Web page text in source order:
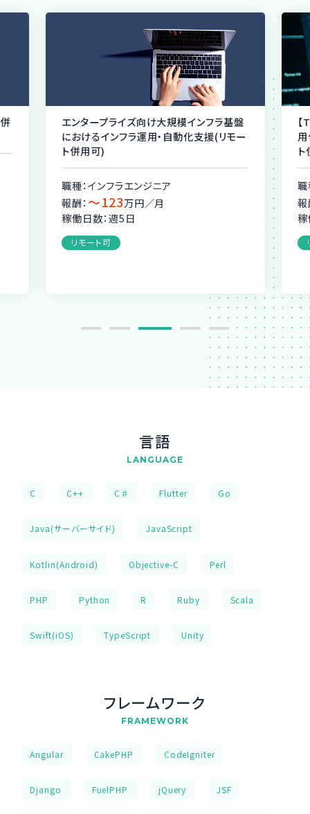
エンタープライズ向け大規模インフラ基盤
におけるインフラ運用・自動化支援(リモー
ト併用可)
職種：インフラエンジニア
報酬： 〜123万円／月
稼働日数：週5日
リモート可
職
報
言語
LANGUAGE
C C++ C♯ Flutter Go
Java(サーバーサイド) JavaScript
Kotlin(Android) Objective-C Perl
PHP Python R Ruby Scala
Swift(iOS) TypeScript Unity
フレームワーク
FRAMEWORK
Angular CakePHP CodeIgniter
Django FuelPHP jQuery JSF